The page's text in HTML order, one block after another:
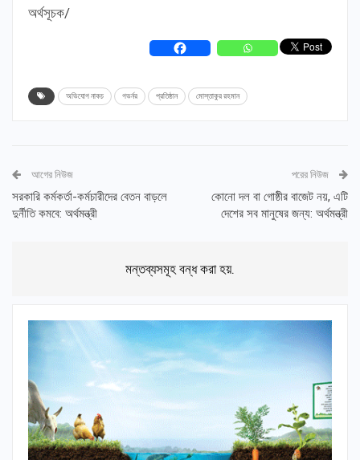
অর্থসূচক/
অভিযোগ নাকচ গভর্নর প্রতিষ্ঠান মোস্তাকুর রহমান
আগের নিউজ
সরকারি কর্মকর্তা-কর্মচারীদের বেতন বাড়লে
দুর্নীতি কমবে: অর্থমন্ত্রী
পরের নিউজ
কোনো দল বা গোষ্ঠীর বাজেট নয়, এটি
দেশের সব মানুষের জন্য: অর্থমন্ত্রী
মন্তব্যসমূহ বন্ধ করা হয়.